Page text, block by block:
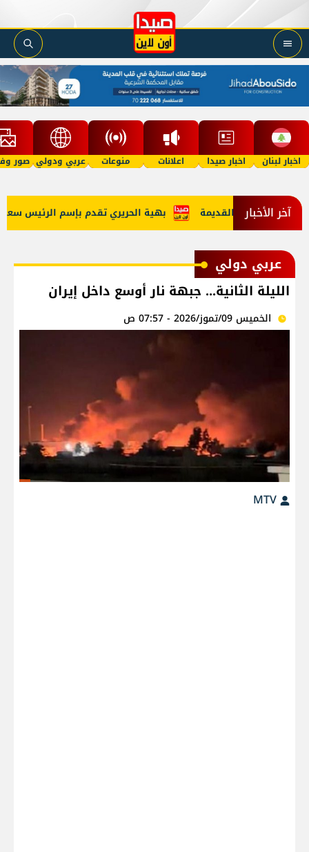
اخبار لبنان اخبار صيدا اعلانات منوعات عربي ودولي صور
آخر الأخبار بهية الحريري تقدم بإسم الرئيس سعد للمدينة القديمة
عربي دولي
الليلة الثانية... جبهة نار أوسع داخل إيران
الخميس 09/تموز/2026 - 07:57 ص